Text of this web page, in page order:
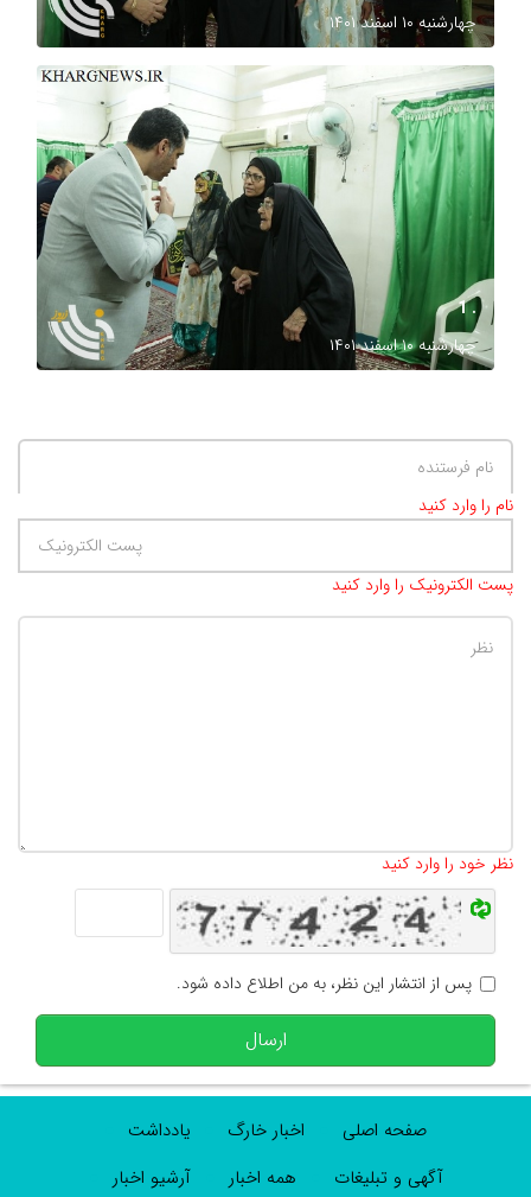
چهارشنبه ۱۰ اسفند ۱۴۰۱
. 1
چهارشنبه ۱۰ اسفند ۱۴۰۱
نام را وارد کنید
پست الکترونیک را وارد کنید
نظر خود را وارد کنید
پس از انتشار این نظر، به من اطلاع داده شود.
ارسال
صفحه اصلی اخبار خارگ
یادداشت
آگهی و تبلیغات
همه اخبار آرشیو اخبار